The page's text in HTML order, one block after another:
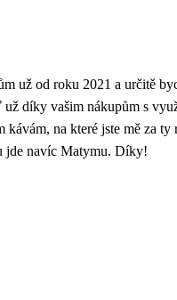
už od roku 2021 a určitě
díky vašim nákupům s
kávám, na které jste mě za ty
jde navíc Matymu. Díky!